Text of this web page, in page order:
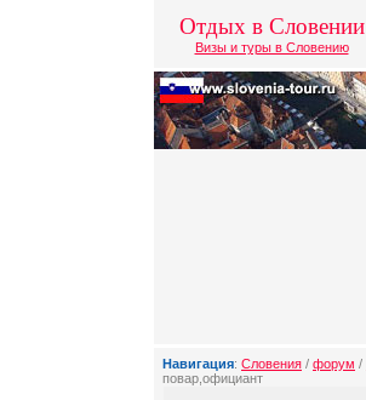
Отдых в Словении
Визы и туры в Словению
Навигация: Словения / форум /
повар,официант